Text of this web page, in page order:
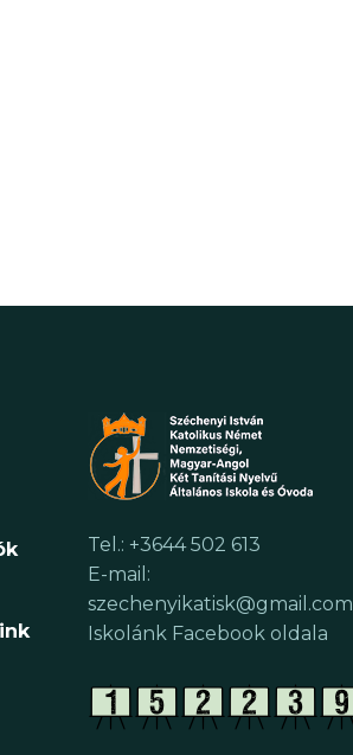
Tel.: +3644 502 613
E-mail:
szechenyikatisk@gmail.com
Iskolánk Facebook oldala